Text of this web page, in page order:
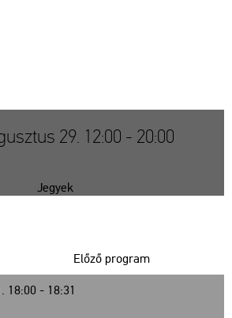
29. 12:00 - 20:00
Jegyek
18:00 - 18:31
Előző program